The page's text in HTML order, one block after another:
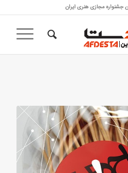
جشنواره مجازی هنری ایران